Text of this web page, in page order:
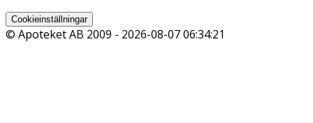
Cookieinställningar
© Apoteket AB 2009 - 2026-08-07 06:34:21